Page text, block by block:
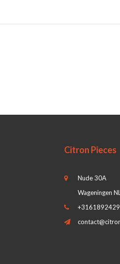
Citron Pieces
Nude 30A
Wageningen NL